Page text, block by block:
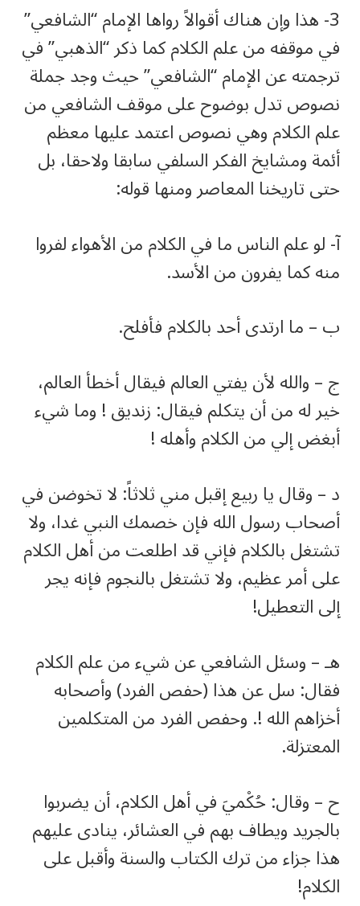
3- هذا وإن هناك أقوالاً رواها الإمام “الشافعي”
في موقفه من علم الكلام كما ذكر “الذهبي” في
ترجمته عن الإمام “الشافعي” حيث وجد جملة
نصوص تدل بوضوح على موقف الشافعي من
علم الكلام وهي نصوص اعتمد عليها معظم
أئمة ومشايخ الفكر السلفي سابقا ولاحقا، بل
حتى تاريخنا المعاصر ومنها قوله:
آ- لو علم الناس ما في الكلام من الأهواء لفروا
منه كما يفرون من الأسد.
ب – ما ارتدى أحد بالكلام فأفلح.
ج – والله لأن يفتي العالم فيقال أخطأ العالم،
خير له من أن يتكلم فيقال: زنديق ! وما شيء
أبغض إلي من الكلام وأهله !
د – وقال يا ربيع إقبل مني ثلاثاً: لا تخوضن في
أصحاب رسول الله فإن خصمك النبي غدا، ولا
تشتغل بالكلام فإني قد اطلعت من أهل الكلام
على أمر عظيم، ولا تشتغل بالنجوم فإنه يجر
إلى التعطيل!
هـ – وسئل الشافعي عن شيء من علم الكلام
فقال: سل عن هذا (حفص الفرد) وأصحابه
أخزاهم الله !. وحفص الفرد من المتكلمين
المعتزلة.
ح – وقال: حُكْميَ في أهل الكلام، أن يضربوا
بالجريد ويطاف بهم في العشائر، ينادى عليهم
هذا جزاء من ترك الكتاب والسنة وأقبل على
الكلام!